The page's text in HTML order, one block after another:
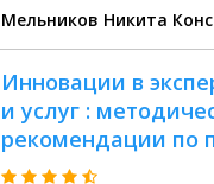
Мельников Никита
Инновации в
и услуг :
рекомендации по
практических